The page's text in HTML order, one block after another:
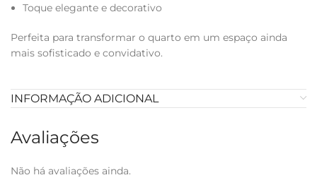
Toque elegante e decorativo
Perfeita para transformar o quarto em um espaço ainda
mais sofisticado e convidativo.
INFORMAÇÃO ADICIONAL
Avaliações
Não há avaliações ainda.